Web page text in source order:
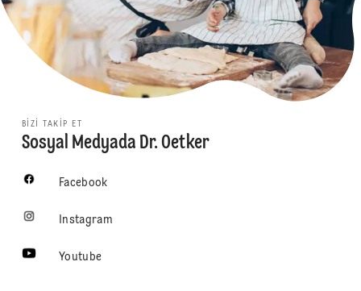
BIZI TAKIP ET
Sosyal Medyada Dr. Oetker
Facebook
Instagram
Youtube